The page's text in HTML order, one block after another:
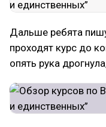
Дальше ребята
проходят курс до
опять рука